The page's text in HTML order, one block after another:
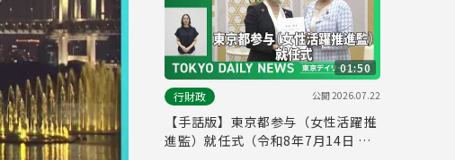
01:50
行財政
公開2026.07.22
【手話版】東京都参与（女性活躍推
進監）就任式（令和8年7月14日 東